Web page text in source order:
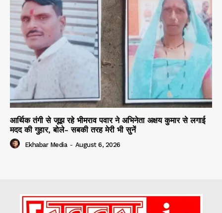
आर्थिक तंगी से जूझ रहे भीमराव पवार ने अभिनेता अक्षय कुमार से लगाई
मदद की गुहार, बोले- सबकी तरह मेरी भी सुनें
Ekhabar Media - August 6, 2026